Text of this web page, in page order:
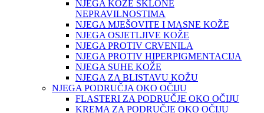
NJEGA KOŽE SKLONE
NEPRAVILNOSTIMA
NJEGA MJEŠOVITE I MASNE KOŽE
NJEGA OSJETLJIVE KOŽE
NJEGA PROTIV CRVENILA
NJEGA PROTIV HIPERPIGMENTACIJA
NJEGA SUHE KOŽE
NJEGA ZA BLISTAVU KOŽU
NJEGA PODRUČJA OKO OČIJU
FLASTERI ZA PODRUČJE OKO OČIJU
KREMA ZA PODRUČJE OKO OČIJU